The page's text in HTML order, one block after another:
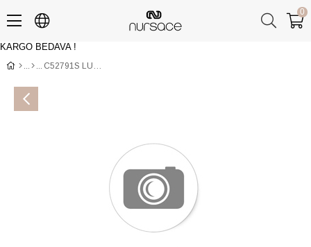
KARGO BEDAVA !
0
C52791S LUX JUST Siyah